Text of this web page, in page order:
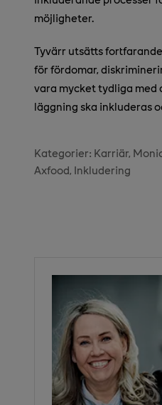
möjligheter.
Tyvärr utsätts
för fördomar,
vara mycket tydliga med
läggning ska inkluderas
Kategorier: Karriär
Axfood Inkludering